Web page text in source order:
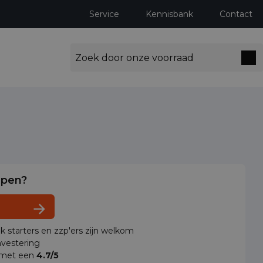
Service Kennisbank Contact
starters en zzp'ers zijn welkom
een 4.7/5